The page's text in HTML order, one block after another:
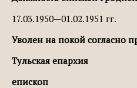
17.03.1950—01.02.1951 гг.
Уволен на покой согласно
Тульская епархия
епископ